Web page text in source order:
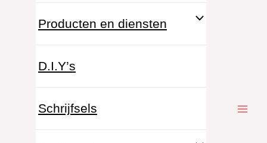
Producten en diensten
D.I.Y’s
Schrijfsels